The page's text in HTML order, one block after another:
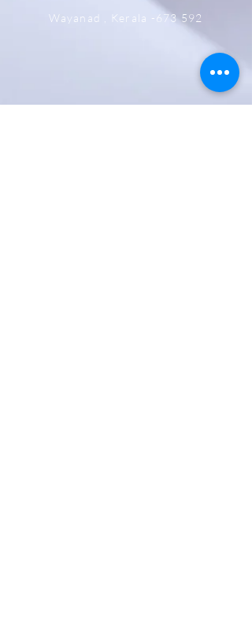
Wayanad , Kerala -673 592